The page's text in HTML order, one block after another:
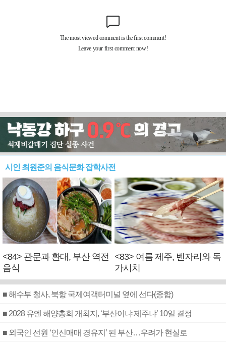
시인 최원준의 음식문화 잡학사전
<84> 관문과 환대, 부산 역전
음식
<83> 여름 제주, 벤자리와 독
가시치
■ 해수부 청사, 북항 국제여객터미널 옆에 선다(종합)
■ 2028 유엔 해양총회 개최지, ‘부산이냐 제주냐’ 10일 결정
■ 외국인 선원 ‘인신매매 경유지’ 된 부산…우려가 현실로